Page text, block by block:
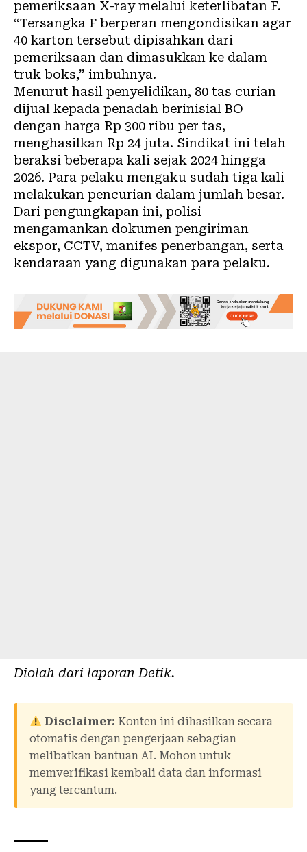
pemeriksaan X-ray melalui keterlibatan F.
“Tersangka F berperan mengondisikan agar
40 karton tersebut dipisahkan dari
pemeriksaan dan dimasukkan ke dalam
truk boks,” imbuhnya.
Menurut hasil penyelidikan, 80 tas curian
dijual kepada penadah berinisial BO
dengan harga Rp 300 ribu per tas,
menghasilkan Rp 24 juta. Sindikat ini telah
beraksi beberapa kali sejak 2024 hingga
2026. Para pelaku mengaku sudah tiga kali
melakukan pencurian dalam jumlah besar.
Dari pengungkapan ini, polisi
mengamankan dokumen pengiriman
ekspor, CCTV, manifes penerbangan, serta
kendaraan yang digunakan para pelaku.
Diolah dari laporan Detik.
Disclaimer: Konten ini dihasilkan secara
otomatis dengan pengerjaan sebagian
melibatkan bantuan AI. Mohon untuk
memverifikasi kembali data dan informasi
yang tercantum.